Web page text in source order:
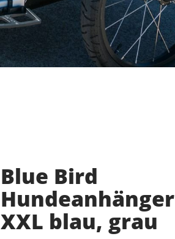
Blue Bird
Hundeanhänger
XXL blau, grau